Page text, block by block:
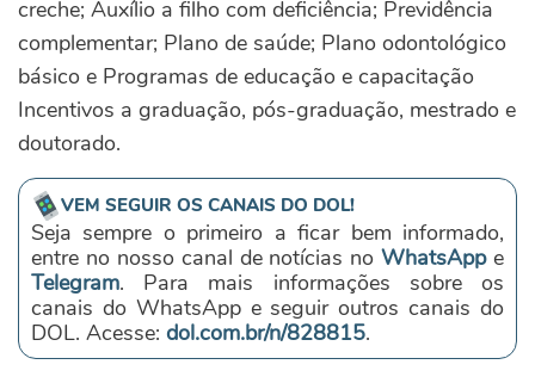
creche; Auxílio a filho com deficiência; Previdência
complementar; Plano de saúde; Plano odontológico
básico e Programas de educação e capacitação
Incentivos a graduação, pós-graduação, mestrado e
doutorado.
VEM SEGUIR OS CANAIS DO DOL!
Seja sempre o primeiro a ficar bem informado,
entre no nosso canal de notícias noWhatsAppe
Telegram. Para mais informações sobre os
canais do WhatsApp e seguir outros canais do
DOL. Acesse: dol.com.br/n/828815.